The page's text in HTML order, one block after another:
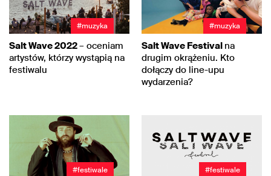
#muzyka
Salt Wave 2022– oceniam
artystów, którzy wystąpią na
festiwalu
#muzyka
Salt Wave Festival na
drugim okrążeniu. Kto
dołączy do line-upu
wydarzenia?
#festiwale #festiwale